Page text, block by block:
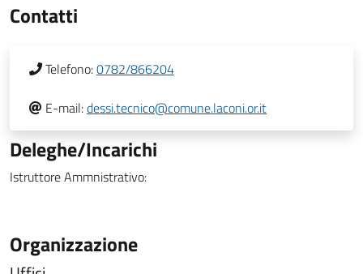
Contatti
Telefono:0782/866204
E-mail:dessi.tecnico@comune.laconi.or.it
Deleghe/Incarichi
Istruttore Ammnistrativo:
Organizzazione